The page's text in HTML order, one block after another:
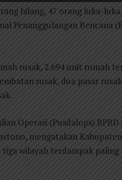
hilang, 47 orang luka-
Penanggulangan Bencana
rusak, 2.694 unit rumah
rusak, dua pasar
Operasi (Pusdalops) BPBD
mengatakan
wilayah terdampak